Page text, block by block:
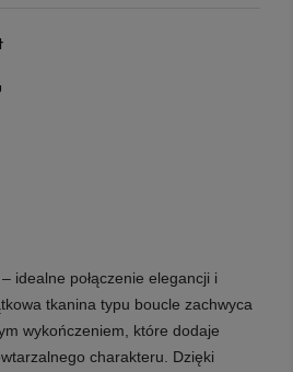
– idealne połączenie elegancji i
tkanina typu boucle zachwyca
wykończeniem, które dodaje
charakteru. Dzięki